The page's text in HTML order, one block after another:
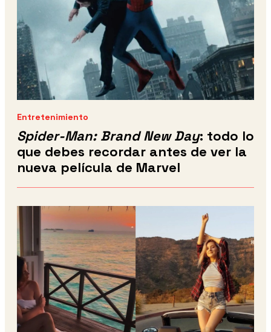
Entretenimiento
Spider-Man: Brand New Day: todo lo
que debes recordar antes de ver la
nueva película de Marvel